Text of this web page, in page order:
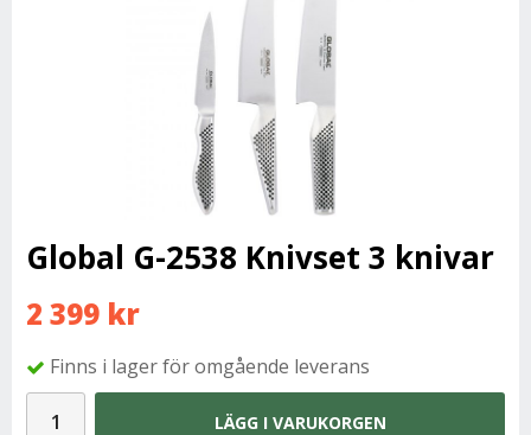
Global G-2538 Knivset 3 knivar
2 399 kr
Finns i lager för omgående leverans
LÄGG I VARUKORGEN